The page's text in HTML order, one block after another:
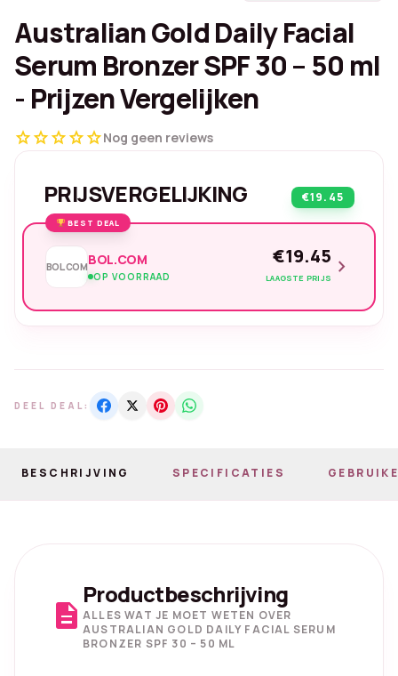
Australian Gold Daily Facial
Serum Bronzer SPF 30 – 50 ml
- Prijzen Vergelijken
starstarstarstarstarNog geen reviews
PRIJSVERGELIJKING €19.45
BEST DEAL
BOL.COMBOL.COM
OP VOORRAAD
€19.45
LAAGSTE PRIJS chevron_right
DEEL DEAL:
BESCHRIJVING SPECIFICATIES
description
Productbeschrijving
ALLES WAT JE MOET WETEN OVER
AUSTRALIAN GOLD DAILY FACIAL SERUM
BRONZER SPF 30 – 50 ML